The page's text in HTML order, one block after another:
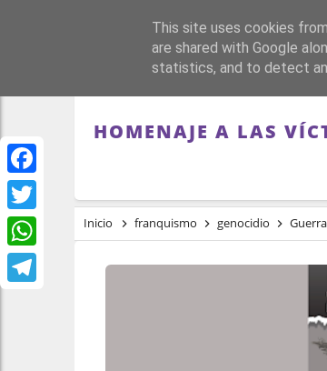
Facebook
Twitter
WhatsApp
PORTADA
HOMENAJE A LAS
Inicio franquismo genocidio Guerra
This site uses cookies
are shared with Google
statistics, and to detect